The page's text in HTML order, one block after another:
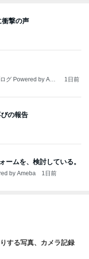
衝撃の声
グ Powered by Ame
1日前
の報告
ームを、検討している。
by Ameba 1日前
する写真、カメラ記録